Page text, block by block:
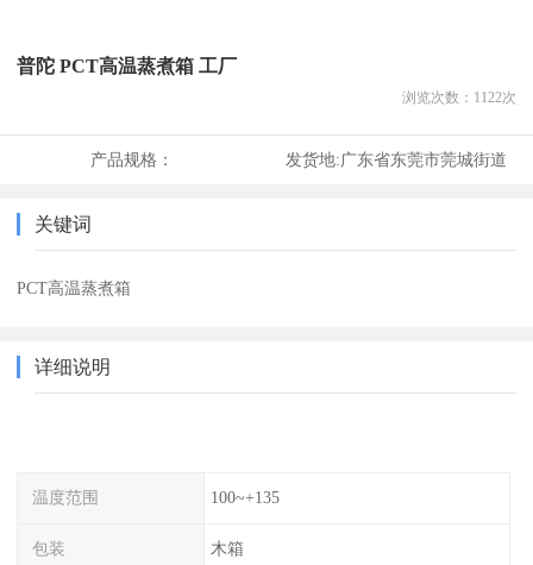
普陀 PCT高温蒸煮箱 工厂
浏览次数： 1122次
产品规格： 发货地:广东省东莞市莞城街道
关键词
PCT高温蒸煮箱
详细说明
温度范围 100~+135
包装 木箱